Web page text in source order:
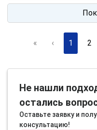
« ‹ 1 2
Не нашли
остались
Оставьте заявку и
консультацию!